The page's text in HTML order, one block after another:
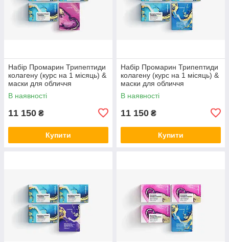
Набір Промарин Трипептиди
колагену (курс на 1 місяць) &
маски для обличчя
біоцелюлозні Advanced
Collagen (5 саше)
В наявності
11 150 ₴
Купити
Набір Промарин Трипептиди
колагену (курс на 1 місяць) &
маски для обличчя
біоцелюлозні Hydro Boost (5
саше)
В наявності
11 150 ₴
Купити